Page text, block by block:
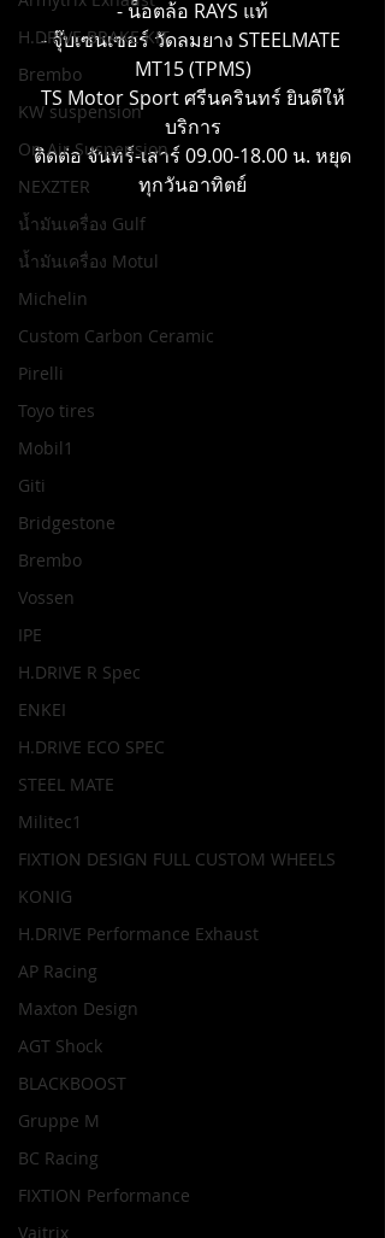
H.DRIVE BRAKE KIT
Brembo
KW suspension
On Air Suspension
NEXZTER
น้ำมันเครื่อง Gulf
น้ำมันเครื่อง Motul
Michelin
Custom Carbon Ceramic
Pirelli
Toyo tires
Mobil1
Giti
Bridgestone
Brembo
Vossen
IPE
H.DRIVE R Spec
ENKEI
H.DRIVE ECO SPEC
STEEL MATE
Militec1
FIXTION DESIGN FULL CUSTOM WHEELS
KONIG
H.DRIVE Performance Exhaust
AP Racing
Maxton Design
AGT Shock
BLACKBOOST
Gruppe M
BC Racing
FIXTION Performance
Vaitrix
- น็อตล้อ RAYS แท้
- จุ๊บเซนเซอร์ วัดลมยาง STEELMATE
MT15 (TPMS)
TS Motor Sport ศรีนครินทร์ ยินดีให้
บริการ
ติดต่อ จันทร์-เสาร์ 09.00-18.00 น. หยุด
ทุกวันอาทิตย์